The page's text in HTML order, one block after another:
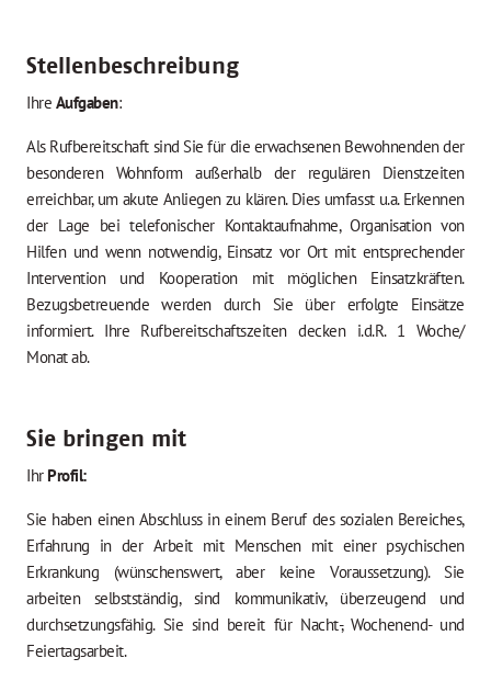
Stellenbeschreibung
Ihre Aufgaben:
Als Rufbereitschaft sind Sie für die erwachsenen Bewohnenden der
besonderen Wohnform außerhalb der regulären Dienstzeiten
erreichbar, um akute Anliegen zu klären. Dies umfasst u.a. Erkennen
der Lage bei telefonischer Kontaktaufnahme, Organisation von
Hilfen und wenn notwendig, Einsatz vor Ort mit entsprechender
Intervention und Kooperation mit möglichen Einsatzkräften.
Bezugsbetreuende werden durch Sie über erfolgte Einsätze
informiert. Ihre Rufbereitschaftszeiten decken i.d.R. 1 Woche/
Monat ab.
Sie bringen mit
Ihr Profil:
Sie haben einen Abschluss in einem Beruf des sozialen Bereiches,
Erfahrung in der Arbeit mit Menschen mit einer psychischen
Erkrankung (wünschenswert, aber keine Voraussetzung). Sie
arbeiten selbstständig, sind kommunikativ, überzeugend und
durchsetzungsfähig. Sie sind bereit für Nacht-, Wochenend- und
Feiertagsarbeit.